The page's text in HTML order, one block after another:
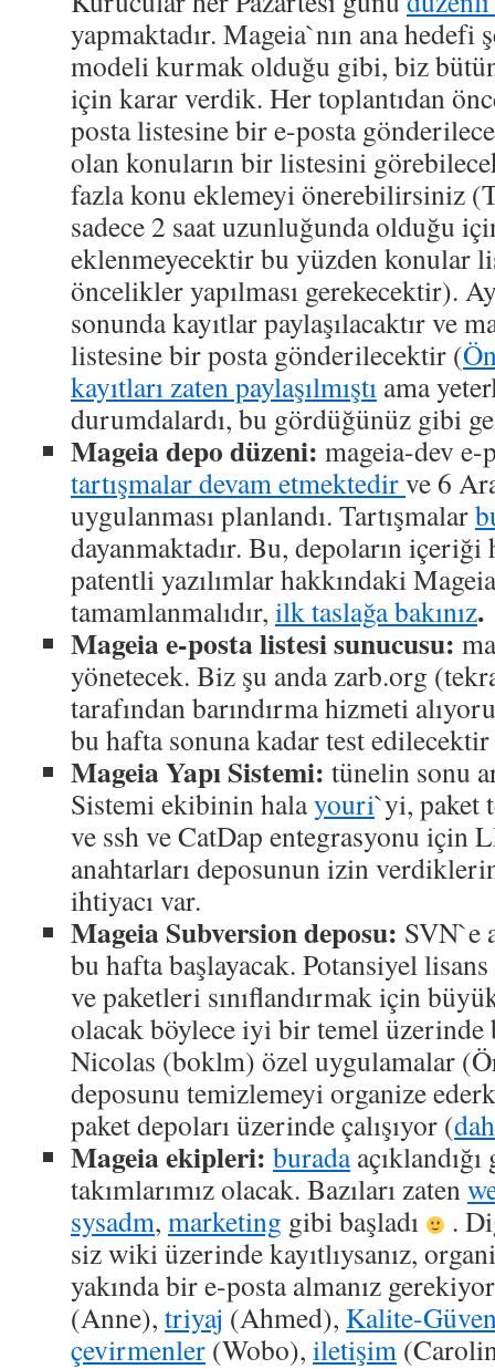
yapmaktadır. Mageia`nın ana
modeli kurmak olduğu gibi, biz
için karar verdik. Her toplantıdan
posta listesine bir e-posta
olan konuların bir listesini
fazla konu eklemeyi önerebilirsiniz
sadece 2 saat uzunluğunda olduğu
eklenmeyecektir bu yüzden konular
öncelikler yapılması gerekecektir).
sonunda kayıtlar paylaşılacaktır ve
listesine bir posta gönderilecektir (
kayıtları zaten paylaşılmıştı ama
durumdalardı, bu gördüğünüz gibi
Mageia depo düzeni: mageia-dev e-
tartışmalar devam etmektedirve 6
uygulanması planlandı. Tartışmalar
dayanmaktadır. Bu, depoların
patentli yazılımlar hakkındaki
tamamlanmalıdır, ilk taslağa bakınız.
Mageia e-posta listesi sunucusu:
yönetecek. Biz şu anda zarb.org
tarafından barındırma hizmeti
bu hafta sonuna kadar test
Mageia Yapı Sistemi: tünelin sonu
Sistemi ekibinin halayouri`yi, paket
ve ssh ve CatDap entegrasyonu için
anahtarları deposunun izin
ihtiyacı var.
Mageia Subversion deposu: SVN`e
bu hafta başlayacak. Potansiyel
ve paketleri sınıflandırmak için
olacak böylece iyi bir temel üzerinde
Nicolas (boklm) özel uygulamalar
deposunu temizlemeyi organize
paket depoları üzerinde çalışıyor (
Mageia ekipleri: burada
takımlarımız olacak. Bazıları zaten
sysadm, marketing gibi başladı
.
siz wiki üzerinde kayıtlıysanız,
yakında bir e-posta almanız
(Anne), triyaj (Ahmed), Kalite-
çevirmenler (Wobo), iletişim